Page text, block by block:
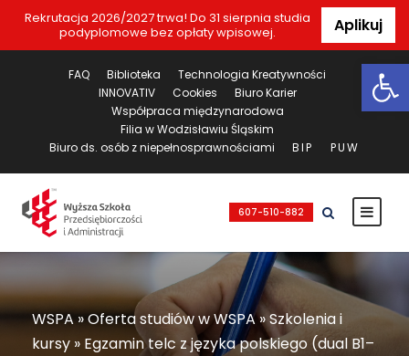
Rekrutacja 2026/2027 trwa! Do 31 sierpnia studia
podyplomowe bez opłaty wpisowej.
Aplikuj
FAQ Biblioteka
Technologia Kreatywności
INNOVATIV
Cookies
Biuro Karier
Współpraca międzynarodowa
Filia w Wodzisławiu Śląskim
Biuro ds. osób z niepełnosprawnościami
BIP PUW
607-510-882
WSPA »Oferta studiów w WSPA»Szkolenia i
kursy » Egzamin telc z języka polskiego (dual B1–